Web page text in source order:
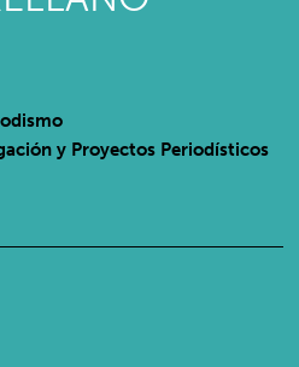
y Proyectos Periodísticos